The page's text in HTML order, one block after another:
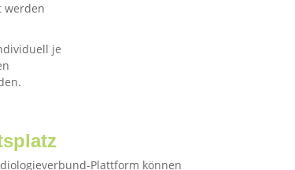
werden
je
Plattform können